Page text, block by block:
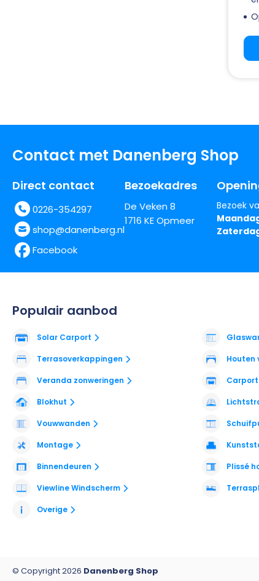
Contact met Danenberg Shop
Direct contact
0226-354297
shop@danenberg.nl
Facebook
Bezoekadres
De Veken 8
1716 KE Opmeer
Bezoek
Populair aanbod
Solar Carport
Terrasoverkappingen Houten
Veranda zonweringen
Blokhut
Vouwwanden
Montage
Binnendeuren Plissé
Viewline Windscherm
Overige
© Copyright 2026 Danenberg Shop